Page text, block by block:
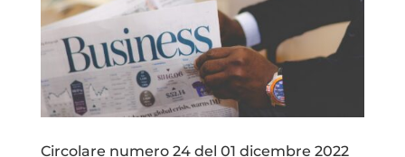
Circolare numero 24 del 01 dicembre 2022